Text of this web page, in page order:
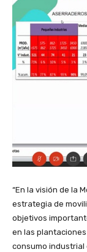
“En la visión de la
estrategia de
objetivos
en las
consumo industrial